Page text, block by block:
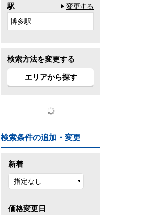
駅
変更する
博多駅
検索方法を変更する
エリアから探す
検索条件の追加・変更
新着
価格変更日